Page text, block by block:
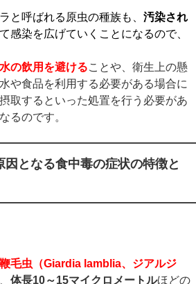
と呼ばれる原虫の種族も、汚染され
感染を広げていくことになるので、
の飲用を避けることや、衛生上の懸
や食品を利用する必要がある場合に
取するといった処置を行う必要があ
るのです。
因となる食中毒の症状の特徴と
毛虫（Giardia lamblia、ジアルジ
体長10～15マイクロメートルほどの